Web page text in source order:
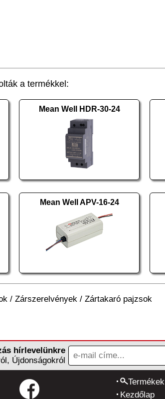
a termékkel:
Mean Well HDR-30-24
Mean Well APV-16-24
/ Zárszerelvények / Zártakaró pajzsok
hírlevelünkre
Újdonságokról
Termékek
Kezdőlap